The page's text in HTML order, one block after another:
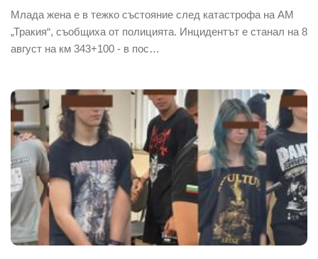
Млада жена е в тежко състояние след катастрофа на АМ
„Тракия“, съобщиха от полицията. Инцидентът е станал на 8
август на км 343+100 - в пос…